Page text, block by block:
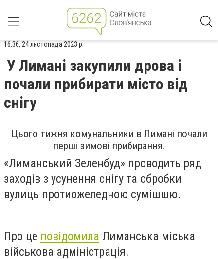
16:36, 24 листопада 2023 р.
У Лимані закупили дрова і
почали прибирати місто від
снігу
Цього тижня комунальники в Лимані почали
перші зимові прибирання.
«Лиманський Зеленбуд» проводить ряд
заходів з усунення снігу та обробки
вулиць протиожеледною сумішшю.
Про це повідомила Лиманська міська
військова адміністрація.